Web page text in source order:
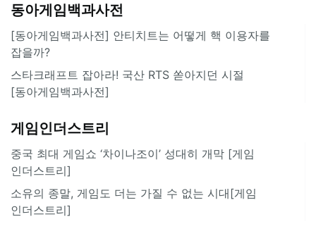
동아게임백과사전
[동아게임백과사전] 안티치트는 어떻게 핵 이용자를
잡을까?
스타크래프트 잡아라! 국산 RTS 쏟아지던 시절
[동아게임백과사전]
게임인더스트리
중국 최대 게임쇼 ‘차이나조이’ 성대히 개막 [게임
인더스트리]
소유의 종말, 게임도 더는 가질 수 없는 시대[게임
인더스트리]